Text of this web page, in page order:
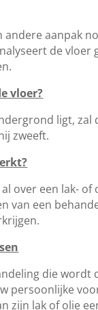
andere aanpak
de vloer
vloer?
ligt, zal
zweeft.
over een lak-
van een
die
persoonlijke
zijn lak of olie